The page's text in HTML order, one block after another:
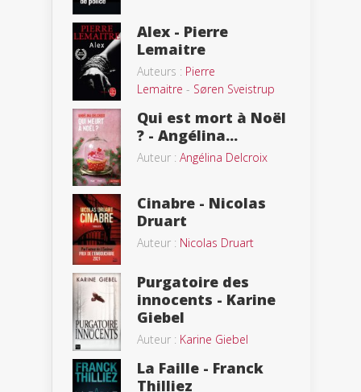
Alex - Pierre
Lemaitre
Auteurs : Pierre
Lemaitre - Søren Sveistrup
Qui est mort à Noël
? - Angélina...
Auteur : Angélina Delcroix
Cinabre - Nicolas
Druart
Auteur : Nicolas Druart
Purgatoire des
innocents - Karine
Giebel
Auteur : Karine Giebel
La Faille - Franck
Thilliez